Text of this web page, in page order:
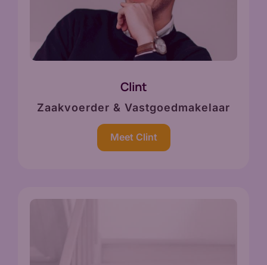
Clint
Zaakvoerder & Vastgoedmakelaar
Meet Clint